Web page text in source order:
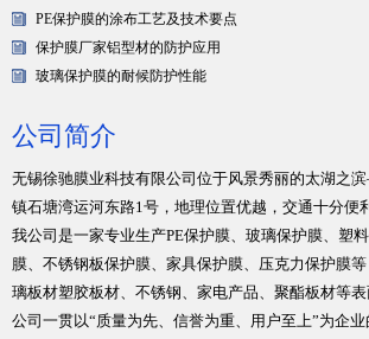
PE保护膜的涂布工艺及技术要点
保护膜厂家铝型材的防护应用
玻璃保护膜的耐候防护性能
公司简介
无锡徐驰膜业科技有限公司位于风景秀丽的太湖之
镇石塘湾运河东路1号，地理位置优越，交通十分便
我公司是一家专业生产PE保护膜、玻璃保护膜、塑
膜、不锈钢板保护膜、家具保护膜、压克力保护膜
璃板材塑胶板材、不锈钢、家电产品、聚酯板材等表
公司一贯以“质量为先、信誉为重、用户至上”为企